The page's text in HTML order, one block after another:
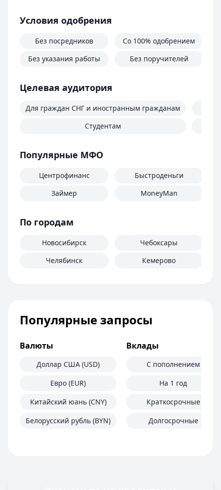
Условия одобрения
Без посредников
Без указания работы
Со 100% одобрением
Без поручителей
Целевая аудитория
Для граждан СНГ и иностранным гражданам
Студентам
Популярные МФО
Центрофинанс
Займер
Быстроденьги
MoneyMan
По городам
Новосибирск
Челябинск
Чебоксары
Кемерово
Популярные запросы
Валюты
Доллар США (USD)
Евро (EUR)
Китайский юань (CNY)
Белорусский рубль (BYN)
Вклады
С пополнением
На 1 год
Краткосрочные
Долгосрочные